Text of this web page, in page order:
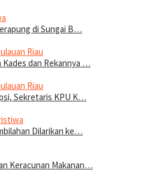
di Sungai B…
Riau
Kades dan Rekannya …
Riau
Sekretaris KPU K…
Dilarikan ke…
Keracunan Makanan…